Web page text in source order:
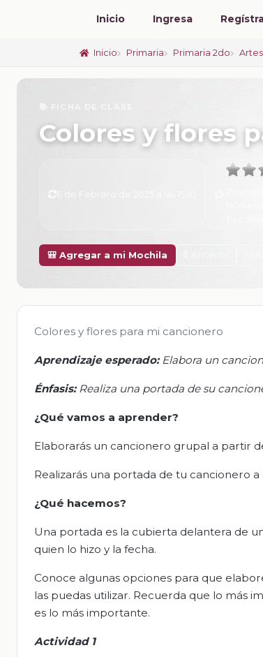
Inicio Ingresa
Inicio Primaria Primaria 2do Artes
📚 FICHA DE CLASE
Colores y flores
🎒 Agregar a mi Mochila
Colores y flores para mi cancionero
Aprendizaje esperado:Elabora un
Énfasis:Realiza una portada de su
¿Qué vamos a aprender?
Elaborarás un cancionero grupal a partir
Realizarás una portada de tu cancionero
¿Qué hacemos?
Una portada es la cubierta delantera de
quien lo hizo y la fecha.
Conoce algunas opciones para que
las puedas utilizar. Recuerda que lo más
es lo más importante.
Actividad 1